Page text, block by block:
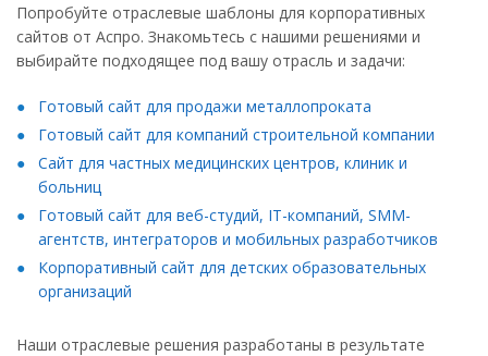
Попробуйте отраслевые шаблоны для корпоративных
сайтов от Аспро. Знакомьтесь с нашими решениями и
выбирайте подходящее под вашу отрасль и задачи:
Готовый сайт для продажи металлопроката
Готовый сайт для компаний строительной компании
Сайт для частных медицинских центров, клиник и
больниц
Готовый сайт для веб-студий, IT-компаний, SMM-
агентств, интеграторов и мобильных разработчиков
Корпоративный сайт для детских образовательных
организаций
Наши отраслевые решения разработаны в результате